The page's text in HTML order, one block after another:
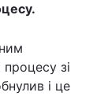
зі
і це